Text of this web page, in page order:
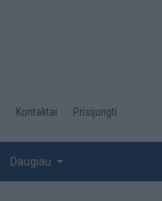
Kontaktai Prisijungti
Daugiau